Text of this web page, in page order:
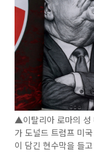
▲이탈리아 로마의 성
가 도널드 트럼프 미
이 담긴 현수막을 들